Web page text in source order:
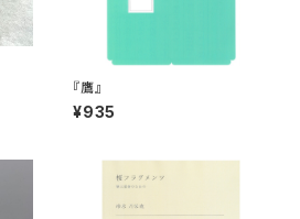
『鷹』
¥935